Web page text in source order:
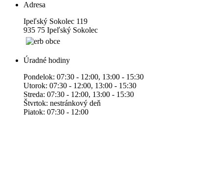
Adresa
Ipeľský Sokolec 119
935 75 Ipeľský Sokolec
Úradné hodiny
Pondelok: 07:30 - 12:00, 13:00 - 15:30
Utorok: 07:30 - 12:00, 13:00 - 15:30
Streda: 07:30 - 12:00, 13:00 - 15:30
Štvrtok: nestránkový deň
Piatok: 07:30 - 12:00